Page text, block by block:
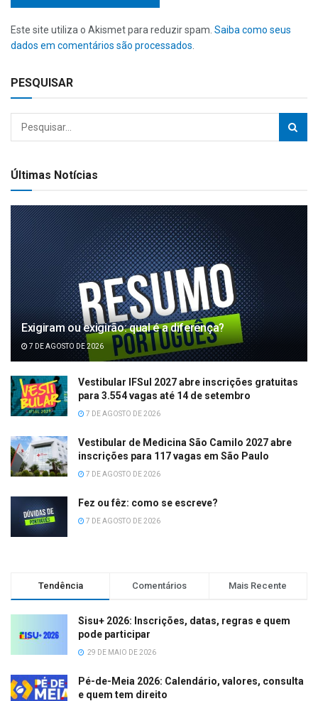
Este site utiliza o Akismet para reduzir spam. Saiba como seus
dados em comentários são processados
PESQUISAR
Últimas Notícias
Exigiram ou exigirão: qual é a diferença?
7 DE AGOSTO DE 2026
Vestibular IFSul 2027 abre inscrições gratuitas
para 3.554 vagas até 14 de setembro
7 DE AGOSTO DE 2026
Vestibular de Medicina São Camilo 2027 abre
inscrições para 117 vagas em São Paulo
7 DE AGOSTO DE 2026
Fez ou fêz: como se escreve?
7 DE AGOSTO DE 2026
Tendência Comentários Mais Recente
Sisu+ 2026: Inscrições, datas, regras e quem
pode participar
29 DE MAIO DE 2026
Pé-de-Meia 2026: Calendário, valores, consulta
e quem tem direito